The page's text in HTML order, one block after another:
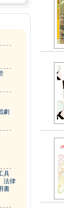
劇
具
法律
書